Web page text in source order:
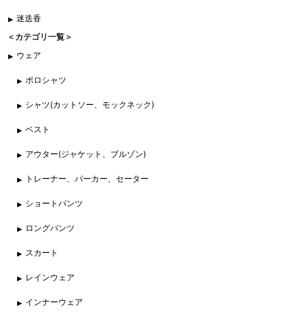
迷迭香
＜カテゴリ一覧＞
ウェア
ポロシャツ
シャツ(カットソー、モックネック)
ベスト
アウター(ジャケット、ブルゾン)
トレーナー、パーカー、セーター
ショートパンツ
ロングパンツ
スカート
レインウェア
インナーウェア